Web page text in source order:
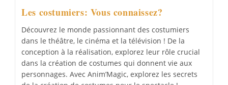
Les costumiers: Vous connaissez?
Découvrez le monde passionnant des costumiers
dans le théâtre, le cinéma et la télévision ! De la
conception à la réalisation, explorez leur rôle crucial
dans la création de costumes qui donnent vie aux
personnages. Avec Anim’Magic, explorez les secrets